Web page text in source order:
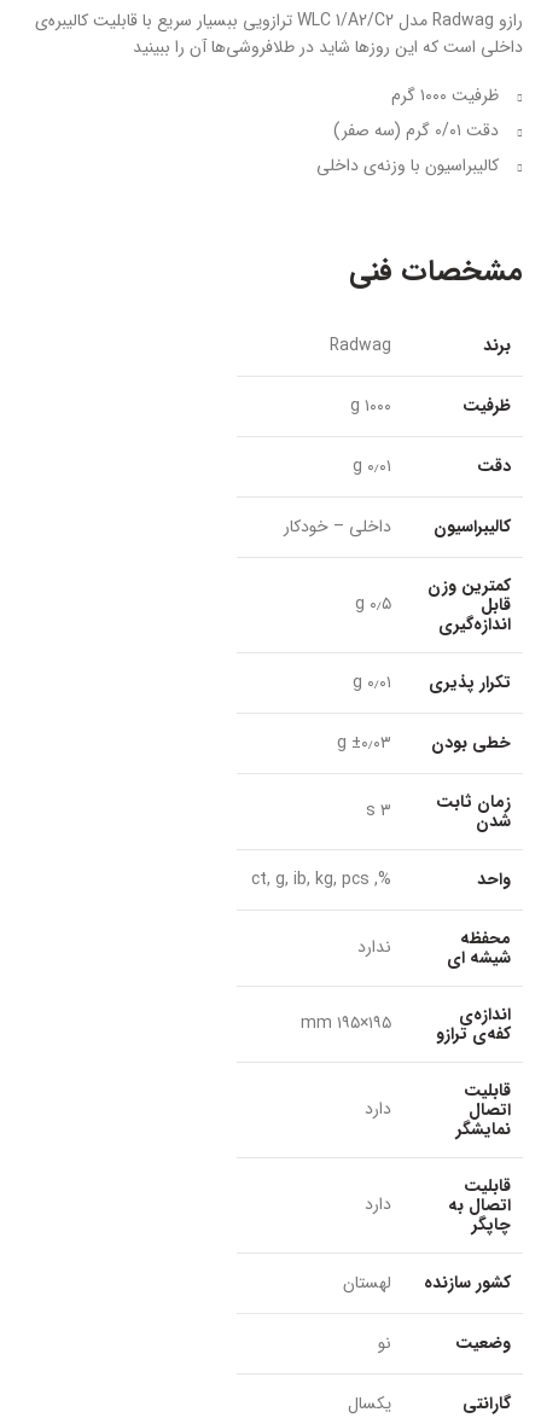
رازو Radwag مدل WLC 1/A2/C2 ترازویی ببسیار سریع با قابلیت کالیبره‌ی
داخلی است که این روزها شاید در طلافروشی‌ها آن را ببینید
ظرفیت ۱۰۰۰ گرم
دقت ۰/۰۱ گرم (سه صفر)
کالیبراسیون با وزنه‌ی داخلی
مشخصات فنی
برند Radwag
ظرفیت ۱۰۰۰ g
دقت ۰٫۰۱ g
کالیبراسیون داخلی – خودکار
کمترین وزن
قابل
اندازه‌گیری
۰٫۵ g
تکرار پذیری ۰٫۰۱ g
خطی بودن ±۰٫۰۳ g
زمان ثابت
شدن ۳ s
واحد %, ct, g, ib, kg, pcs
محفظه
شیشه ای ندارد
اندازه‌ی
کفه‌ی ترازو ۱۹۵×۱۹۵ mm
قابلیت
اتصال
نمایشگر
دارد
قابلیت
اتصال به
چاپگر
دارد
کشور سازنده لهستان
وضعیت نو
گارانتی یکسال